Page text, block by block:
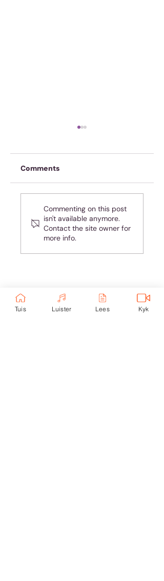
Oefen jou geheue
Comments
Commenting on this post
isn't available anymore.
Contact the site owner for
more info.
Ondersteun eKerk:
Ekerk Vereniging
Tuis Luister Lees Kyk